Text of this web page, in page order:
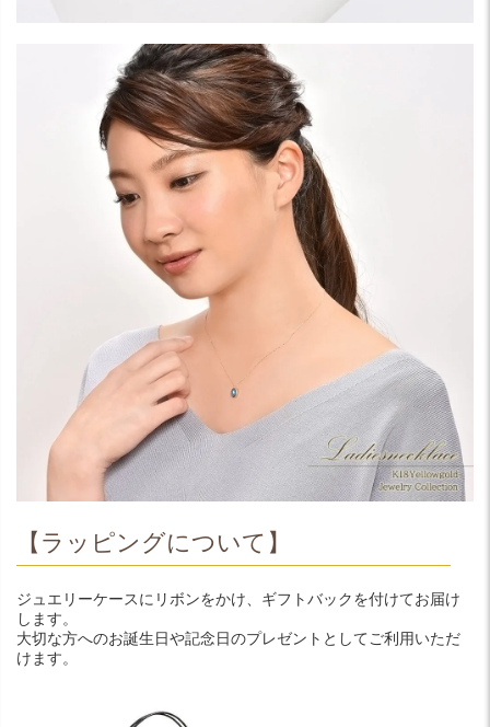
【ラッピングについて】
ジュエリーケースにリボンをかけ、ギフトバックを付けてお届け
します。
大切な方へのお誕生日や記念日のプレゼントとしてご利用いただ
けます。